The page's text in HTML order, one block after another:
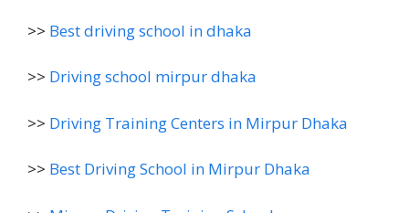
>> Best driving school in dhaka
>> Driving school mirpur dhaka
>> Driving Training Centers in Mirpur Dhaka
>> Best Driving School in Mirpur Dhaka